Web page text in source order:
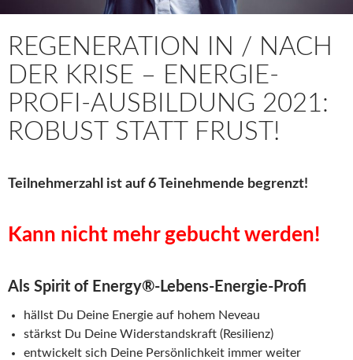
REGENERATION IN / NACH
DER KRISE – ENERGIE-
PROFI-AUSBILDUNG 2021:
ROBUST STATT FRUST!
Teilnehmerzahl ist auf 6 Teinehmende begrenzt!
Kann nicht mehr gebucht werden!
Als Spirit of Energy®-Lebens-Energie-Profi
hällst Du Deine Energie auf hohem Neveau
stärkst Du Deine Widerstandskraft (Resilienz)
entwickelt sich Deine Persönlichkeit immer weiter